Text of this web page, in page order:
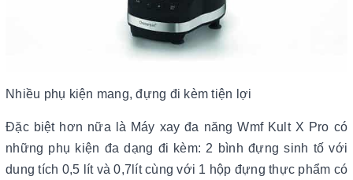
Nhiều phụ kiện mang, đựng đi kèm tiện lợi
Đặc biệt hơn nữa là Máy xay đa năng Wmf Kult X Pro có
những phụ kiện đa dạng đi kèm: 2 bình đựng sinh tố với
dung tích 0,5 lít và 0,7lít cùng với 1 hộp đựng thực phẩm có